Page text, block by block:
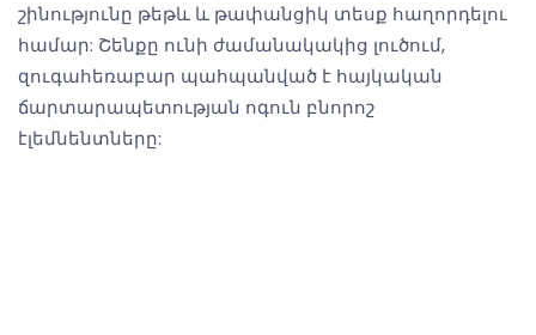
շինությունը թեթև և թափանցիկ տեսք հաղորդելու
համար: Շենքը ունի ժամանակակից լուծում,
զուգահեռաբար պահպանված է հայկական
ճարտարապետության ոգուն բնորոշ
էլեմնենտները: